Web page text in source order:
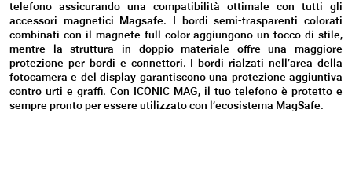
telefono assicurando una compatibilità ottimale con tutti gli
accessori magnetici Magsafe. I bordi semi-trasparenti colorati
combinati con il magnete full color aggiungono un tocco di stile,
mentre la struttura in doppio materiale offre una maggiore
protezione per bordi e connettori. I bordi rialzati nell’area della
fotocamera e del display garantiscono una protezione aggiuntiva
contro urti e graffi. Con ICONIC MAG, il tuo telefono è protetto e
sempre pronto per essere utilizzato con l’ecosistema MagSafe.